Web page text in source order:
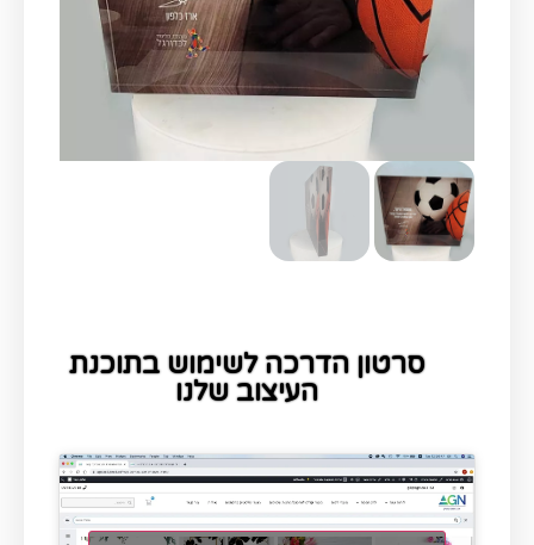
סרטון הדרכה לשימוש בתוכנת
העיצוב שלנו